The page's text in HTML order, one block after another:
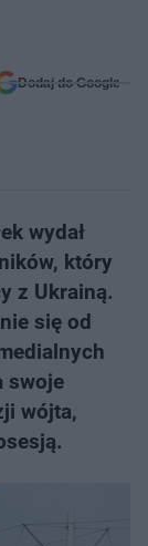
Dodaj do Google
wydał
który
z Ukrainą.
się od
swoje
wójta,